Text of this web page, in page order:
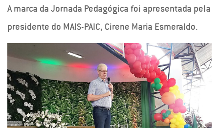
A marca da Jornada Pedagógica foi apresentada pela
presidente do MAIS-PAIC, Cirene Maria Esmeraldo.